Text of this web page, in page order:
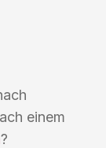
einem
?